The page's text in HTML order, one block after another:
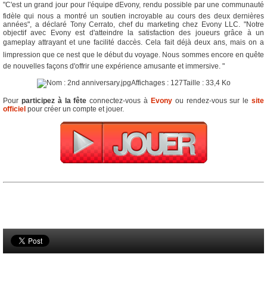
"C'est un grand jour pour l'équipe dEvony, rendu possible par une communauté
fidèle qui nous a montré un soutien incroyable au cours des deux dernières
années", a déclaré Tony Cerrato, chef du marketing chez Evony LLC. "Notre
objectif avec Evony est d'atteindre la satisfaction des joueurs grâce à un
gameplay attrayant et une facilité daccès. Cela fait déjà deux ans, mais on a
limpression que ce nest que le début du voyage. Nous sommes encore en quête
de nouvelles façons d'offrir une expérience amusante et immersive. "
Pour participez à la fête connectez-vous à Evonyou rendez-vous sur lesite
officiel pour créer un compte et jouer.